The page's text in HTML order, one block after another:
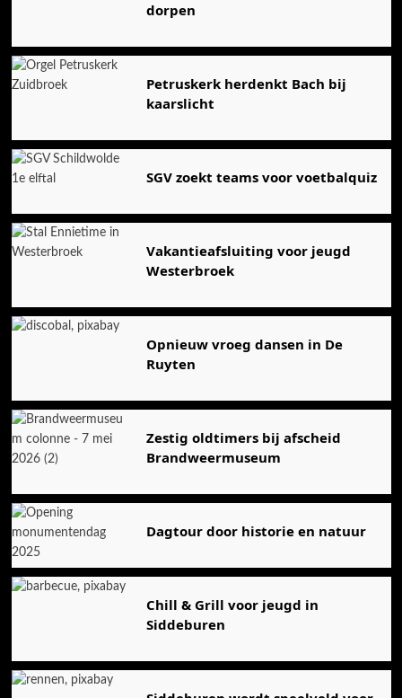
dorpen
Petruskerk herdenkt Bach bij
kaarslicht
SGV zoekt teams voor voetbalquiz
Vakantieafsluiting voor jeugd
Westerbroek
Opnieuw vroeg dansen in De
Ruyten
Zestig oldtimers bij afscheid
Brandweermuseum
Dagtour door historie en natuur
Chill & Grill voor jeugd in
Siddeburen